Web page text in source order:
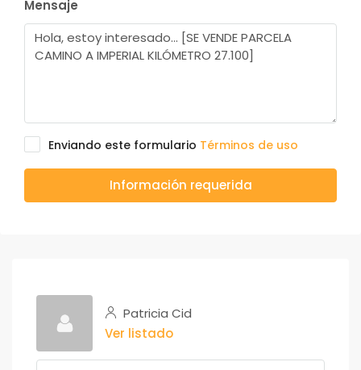
Mensaje
Enviando este formulario Términos de uso
Información requerida
Patricia Cid
Ver listado